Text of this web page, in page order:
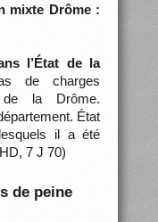
mixte Drôme :
l’État de la
de charges
de la Drôme.
État
il a été
7 J 70)
de peine